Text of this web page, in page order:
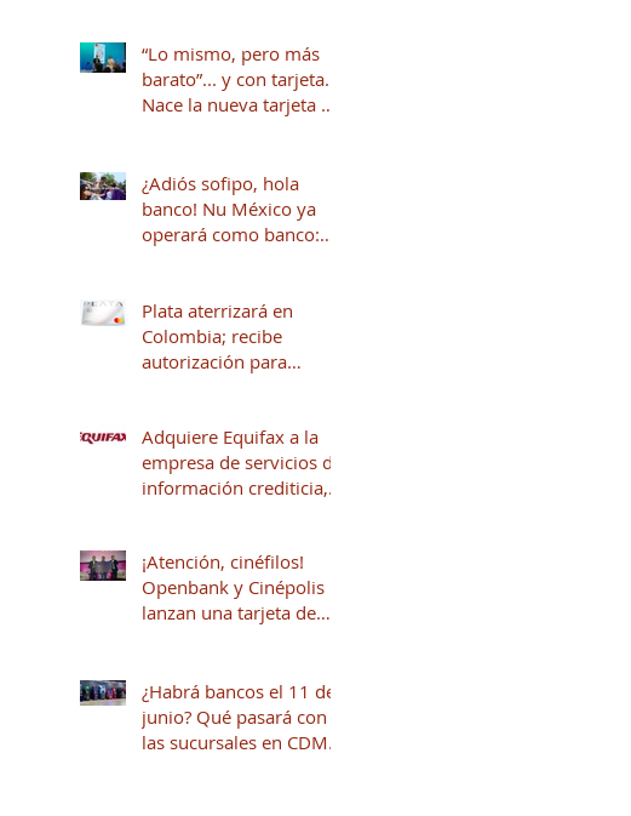
“Lo mismo, pero más
barato”... y con tarjeta.
Nace la nueva tarjeta de
¿Adiós sofipo, hola
banco! Nu México ya
operará como banco:
Plata aterrizará en
Colombia; recibe
autorización para
Adquiere Equifax a la
empresa de servicios de
información crediticia,
¡Atención, cinéfilos!
Openbank y Cinépolis
lanzan una tarjeta de
puntos
¿Habrá bancos el 11 de
junio? Qué pasará con
las sucursales en CDMX